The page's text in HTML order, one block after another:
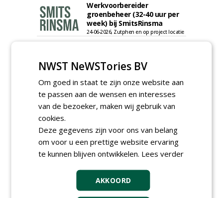
Werkvoorbereider
groenbeheer (32-40 uur per
week) bij SmitsRinsma
24-06-2026, Zutphen en op project locatie
24-06-2026, Zutphen
meer Groene Banen
GREEN OUTLET
Iedereen kan gratis kleine advertenties
NWST NeWSTories BV
Om goed in staat te zijn onze website aan
te passen aan de wensen en interesses
van de bezoeker, maken wij gebruik van
cookies.
Deze gegevens zijn voor ons van belang
om voor u een prettige website ervaring
te kunnen blijven ontwikkelen. Lees verder
AKKOORD